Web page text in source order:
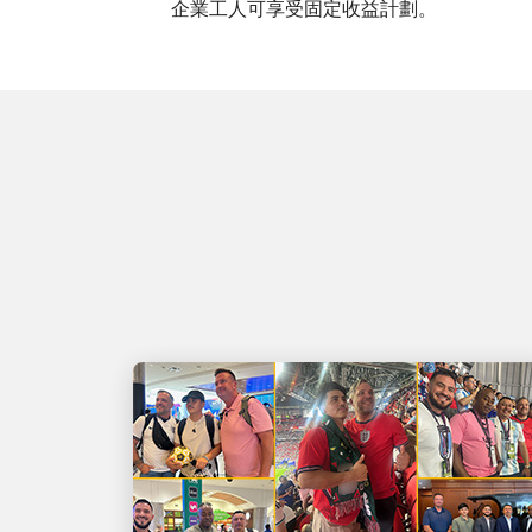
企業工人可享受固定收益計劃。